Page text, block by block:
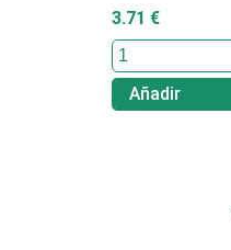
3.71 €
Añadir